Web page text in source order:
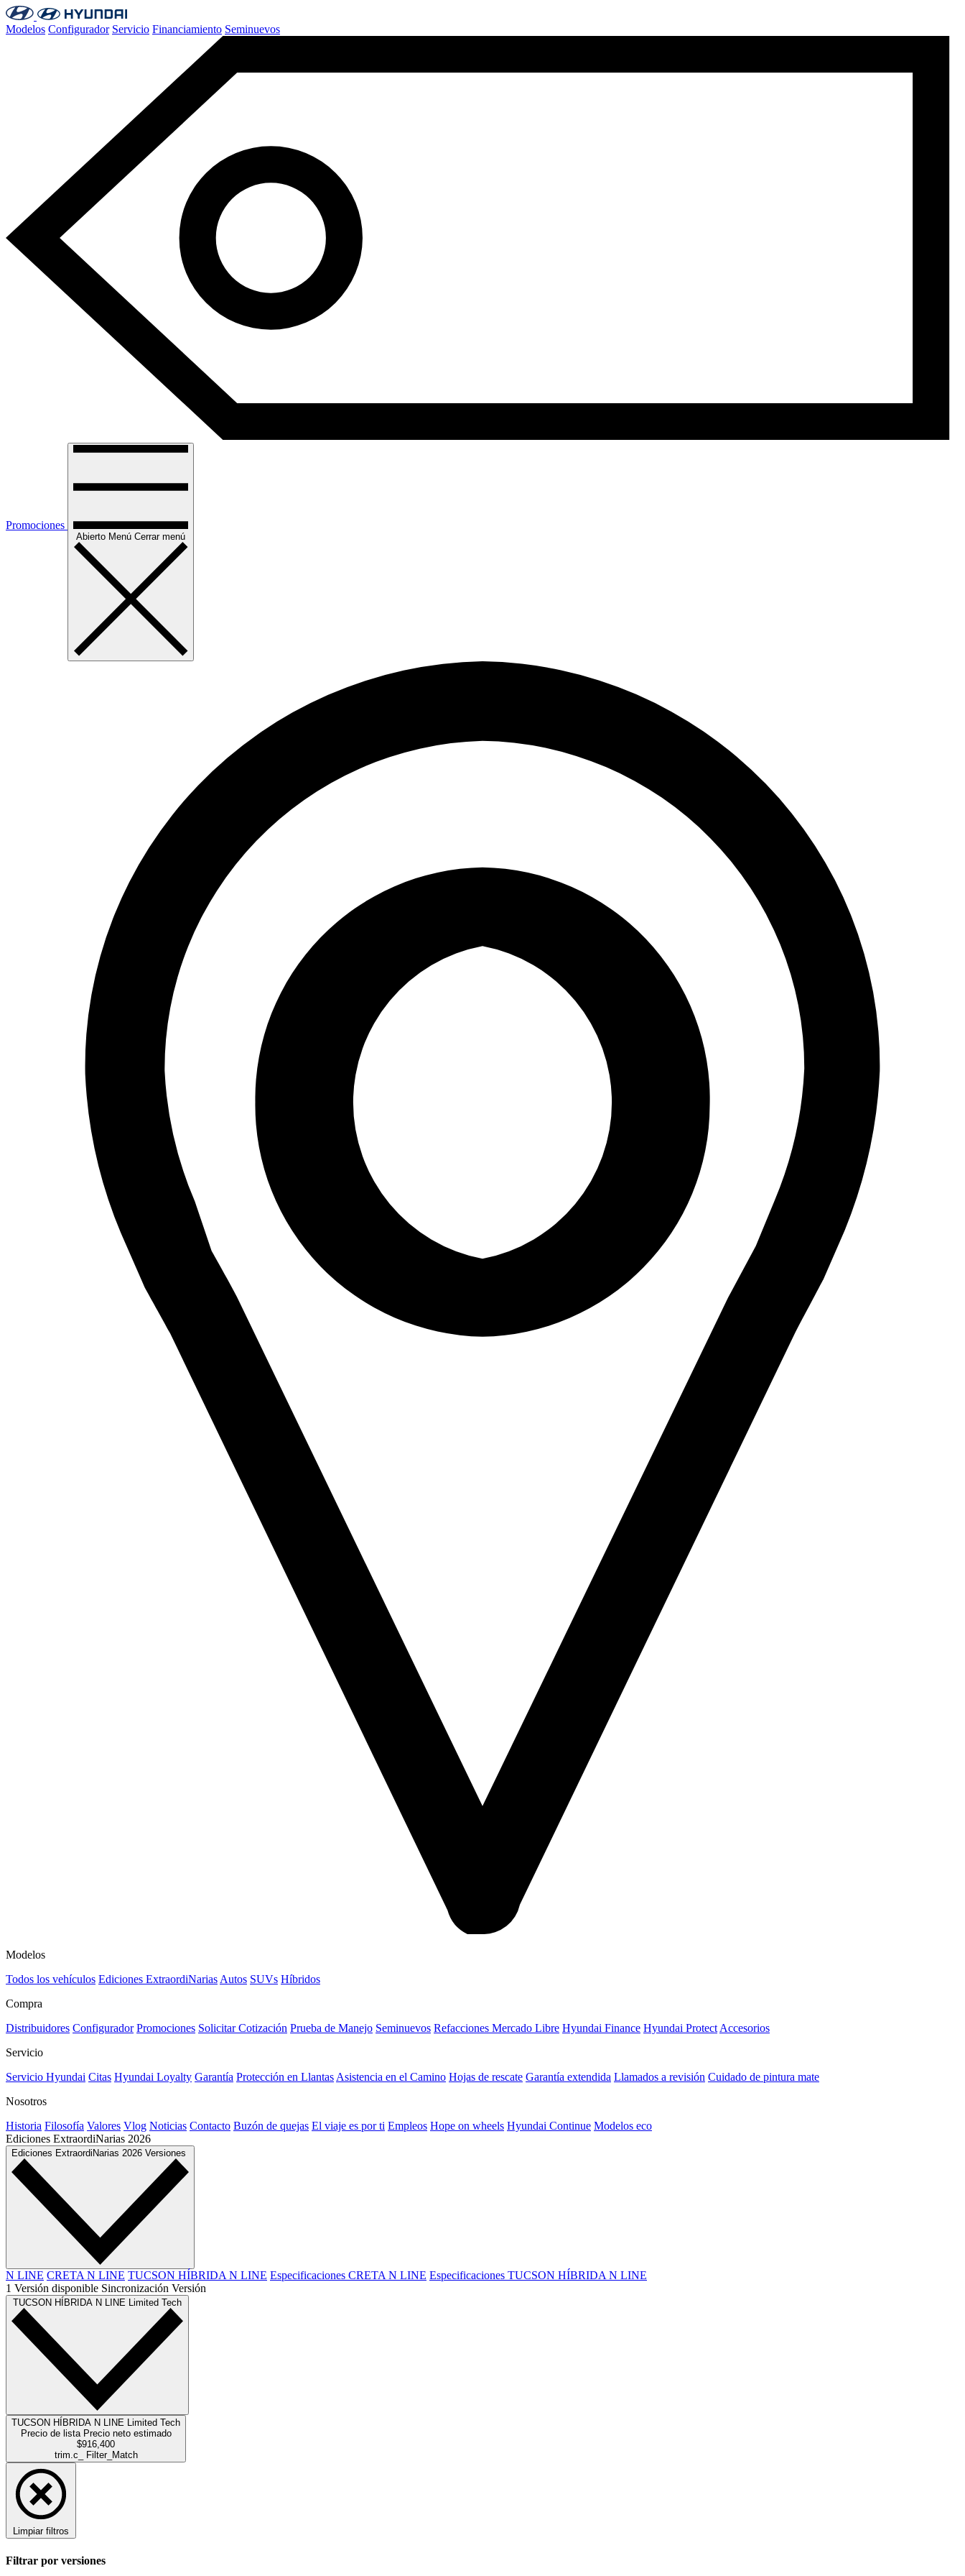
Modelos Configurador Servicio Financiamiento Seminuevos
Promociones
Abierto Menú Cerrar menú
Modelos
Todos los vehículos Ediciones ExtraordiNarias Autos SUVs Híbridos
Compra
Distribuidores Configurador Promociones Solicitar Cotización Prueba de Manejo Seminuevos Refacciones Mercado Libre Hyundai Finance Hyundai Protect Accesorios
Servicio
Servicio Hyundai Citas Hyundai Loyalty Garantía Protección en Llantas Asistencia en el Camino Hojas de rescate Garantía extendida Llamados a revisión Cuidado de pintura mate⁠
Nosotros
Historia Filosofía Valores Vlog Noticias Contacto Buzón de quejas El viaje es por ti Empleos Hope on wheels Hyundai Continue Modelos eco
Ediciones ExtraordiNarias 2026
Ediciones ExtraordiNarias 2026 Versiones
N LINE CRETA N LINE TUCSON HÍBRIDA N LINE Especificaciones CRETA N LINE Especificaciones TUCSON HÍBRIDA N LINE
1 Versión disponible Sincronización Versión
TUCSON HÍBRIDA N LINE Limited Tech
TUCSON HÍBRIDA N LINE Limited Tech
Precio de lista Precio neto estimado
$916,400
trim.c_ Filter_Match
Limpiar filtros
Filtrar por versiones